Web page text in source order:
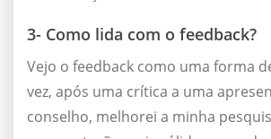
3- Como lida com o feedback?
Vejo o feedback como uma forma
vez, após uma crítica a uma
conselho, melhorei a minha